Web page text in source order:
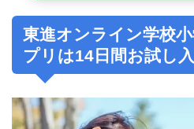
東進オンライン学校
プリは14日間お試し